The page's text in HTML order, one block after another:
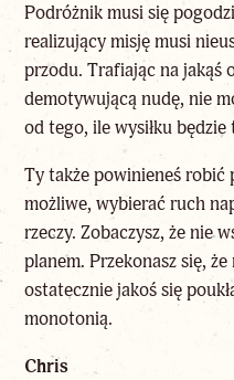
Podróżnik musi się
realizujący misję musi
przodu. Trafiając na jakąś
demotywującą nudę, nie
od tego, ile wysiłku będzie
Ty także powinieneś
możliwe, wybierać ruch
rzeczy. Zobaczysz, że nie
planem. Przekonasz się,
ostatecznie jakoś się
monotonią.
Chris